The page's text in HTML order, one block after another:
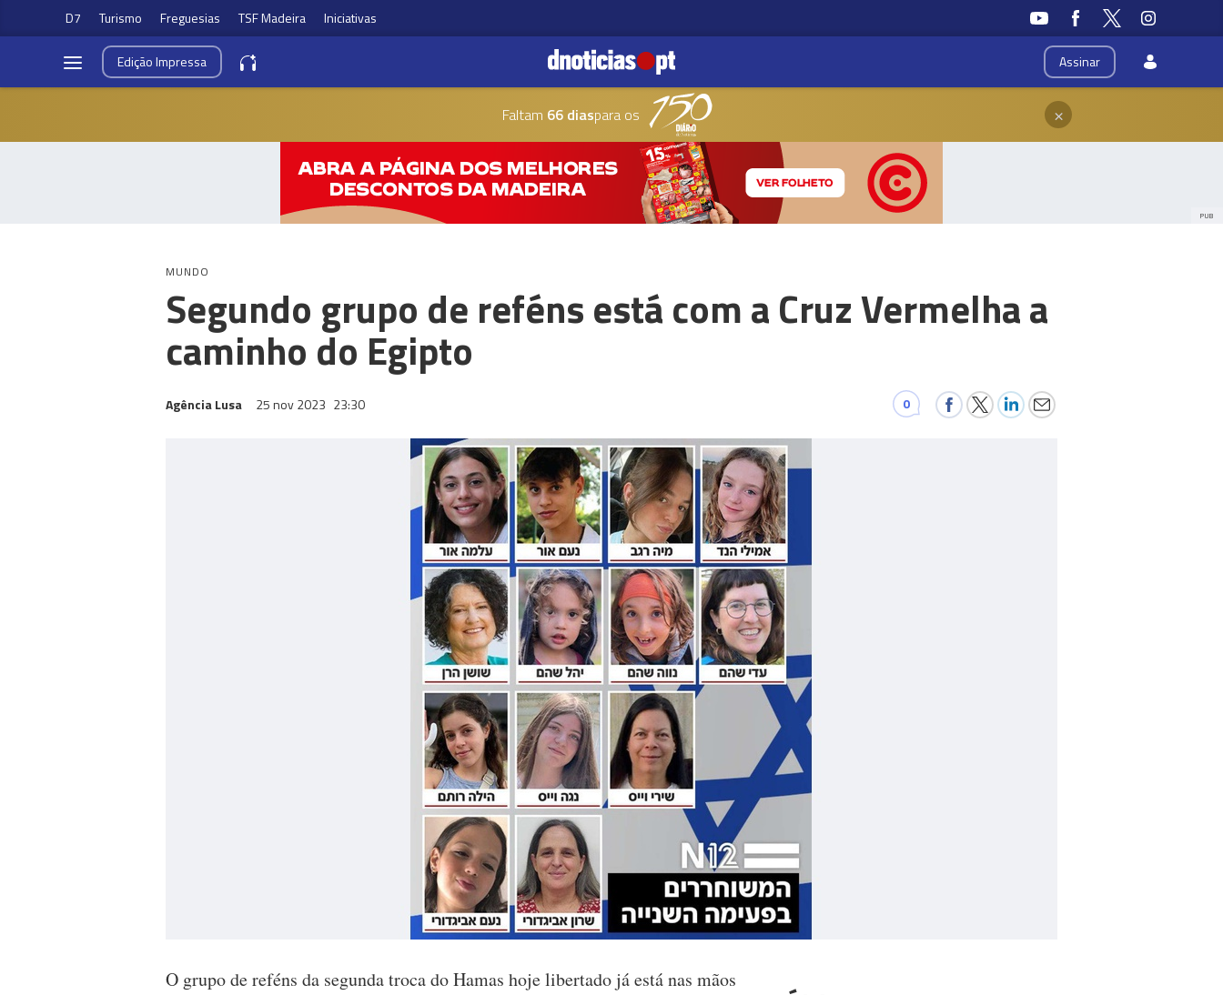
D7 Turismo Freguesias TSF Madeira Iniciativas
Assinar
EdiçãoImpressa
Faltam 66 diaspara os ×
PUB
MUNDO
Segundo grupo de reféns está com a Cruz Vermelha a
caminho do Egipto
Agência Lusa 25 nov 2023 23:30 0
O grupo de reféns da segunda troca do Hamas hoje libertado já está nas mãos